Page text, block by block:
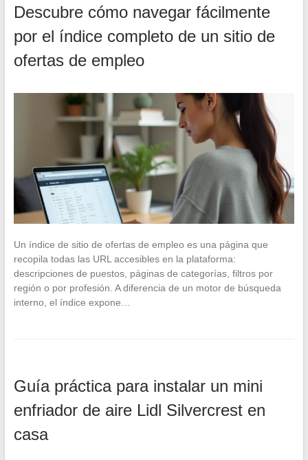
Descubre cómo navegar fácilmente
por el índice completo de un sitio de
ofertas de empleo
Un índice de sitio de ofertas de empleo es una página que
recopila todas las URL accesibles en la plataforma:
descripciones de puestos, páginas de categorías, filtros por
región o por profesión. A diferencia de un motor de búsqueda
interno, el índice expone…
Guía práctica para instalar un mini
enfriador de aire Lidl Silvercrest en
casa